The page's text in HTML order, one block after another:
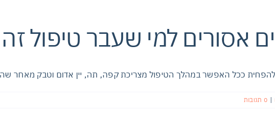
אסורים למי שעבר טיפול זה
להפחית ככל האפשר במהלך הטיפול מצריכת קפה, תה, יין אדום וטבק מאחר
| 0 תגובות